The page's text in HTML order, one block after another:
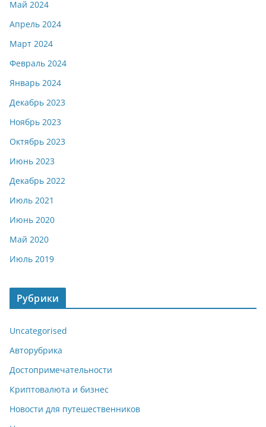
Май 2024
Апрель 2024
Март 2024
Февраль 2024
Январь 2024
Декабрь 2023
Ноябрь 2023
Октябрь 2023
Июнь 2023
Декабрь 2022
Июль 2021
Июнь 2020
Май 2020
Июль 2019
Рубрики
Uncategorised
Авторубрика
Достопримечательности
Криптовалюта и бизнес
Новости для путешественников